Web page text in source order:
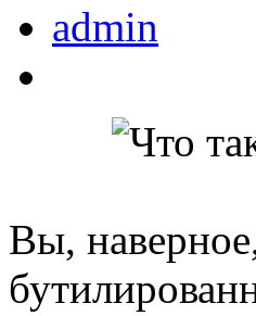
admin
Вы,